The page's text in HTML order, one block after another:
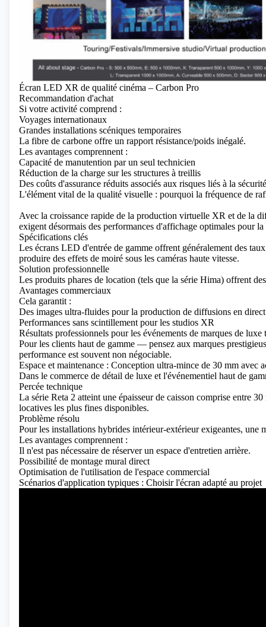
Écran LED XR de qualité cinéma – Carbon Pro
Recommandation d'achat
Si votre activité comprend :
Voyages internationaux
Grandes installations scéniques temporaires
La fibre de carbone offre un rapport résistance/poids inégalé.
Les avantages comprennent :
Capacité de manutention par un seul technicien
Réduction de la charge sur les structures à treillis
Des coûts d'assurance réduits associés aux risques liés à la
L'élément vital de la qualité visuelle : pourquoi la fréquence de
Avec la croissance rapide de la production virtuelle XR et de la
exigent désormais des performances d'affichage optimales pour
Spécifications clés
Les écrans LED d'entrée de gamme offrent généralement des
produire des effets de moiré sous les caméras haute vitesse.
Solution professionnelle
Les produits phares de location (tels que la série Hima) offrent
Avantages commerciaux
Cela garantit :
Des images ultra-fluides pour la production de diffusions en direct
Performances sans scintillement pour les studios XR
Résultats professionnels pour les événements de marques de
Pour les clients haut de gamme — pensez aux marques
performance est souvent non négociable.
Espace et maintenance : Conception ultra-mince de 30 mm avec
Dans le commerce de détail de luxe et l'événementiel haut de
Percée technique
La série Reta 2 atteint une épaisseur de caisson comprise entre
locatives les plus fines disponibles.
Problème résolu
Pour les installations hybrides intérieur-extérieur exigeantes, une
Les avantages comprennent :
Il n'est pas nécessaire de réserver un espace d'entretien arrière.
Possibilité de montage mural direct
Optimisation de l'utilisation de l'espace commercial
Scénarios d'application typiques : Choisir l'écran adapté au projet